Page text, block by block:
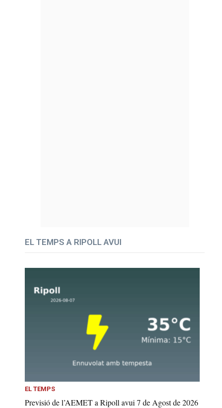
EL TEMPS A RIPOLL AVUI
EL TEMPS
Previsió de l’AEMET a Ripoll avui 7 de Agost de 2026